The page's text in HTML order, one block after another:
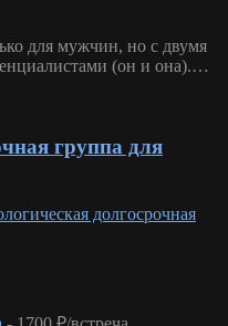
для мужчин, но с двумя
(он и она).…
группа для